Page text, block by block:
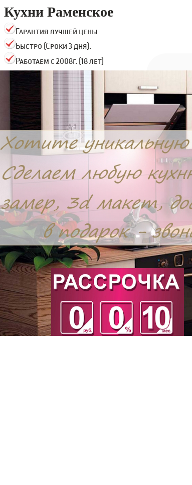
Кухни Раменское
Гарантия лучшей цены
Быстро (Сроки 3 дня).
Работаем с 2008г. (18 лет)